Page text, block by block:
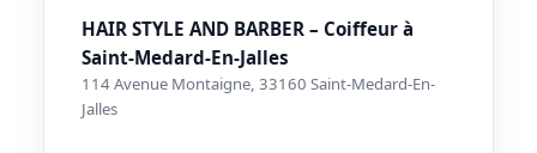
HAIR STYLE AND BARBER – Coiffeur à
Saint-Medard-En-Jalles
114 Avenue Montaigne, 33160 Saint-Medard-En-
Jalles